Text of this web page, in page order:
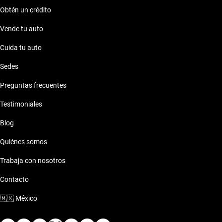
Obtén un crédito
Vende tu auto
Cuida tu auto
Sedes
Preguntas frecuentes
Testimoniales
Blog
Quiénes somos
Trabaja con nosotros
Contacto
🇲🇽 México